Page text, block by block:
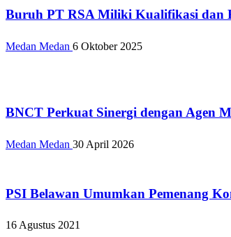
Buruh PT RSA Miliki Kualifikasi dan
Medan Medan 6 Oktober 2025
BNCT Perkuat Sinergi dengan Agen
Medan Medan 30 April 2026
PSI Belawan Umumkan Pemenang
16 Agustus 2021